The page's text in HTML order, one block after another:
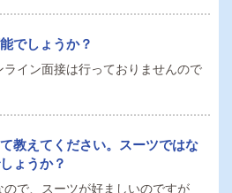
でしょうか？
イン面接は行っておりませんので
教えてください。スーツではな
ょうか？
で、スーツが好ましいのですが